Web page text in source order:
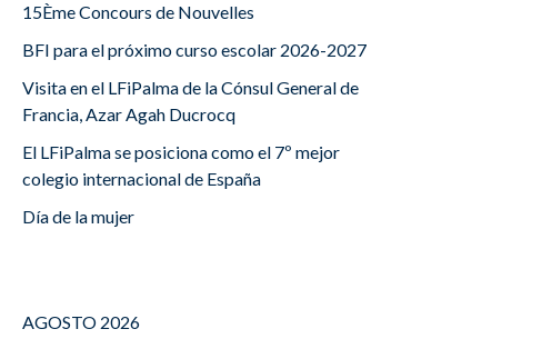
15Ème Concours de Nouvelles
BFI para el próximo curso escolar 2026-2027
Visita en el LFiPalma de la Cónsul General de
Francia, Azar Agah Ducrocq
El LFiPalma se posiciona como el 7º mejor
colegio internacional de España
Día de la mujer
AGOSTO 2026